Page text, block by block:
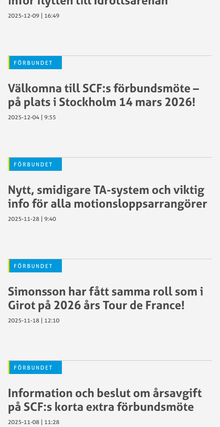
2025-12-09 | 16:49
FÖRBUNDET
Välkomna till SCF:s förbundsmöte –
på plats i Stockholm 14 mars 2026!
2025-12-04 | 9:55
FÖRBUNDET
Nytt, smidigare TA-system och viktig
info för alla motionsloppsarrangörer
2025-11-28 | 9:40
FÖRBUNDET
Simonsson har fått samma roll som i
Girot på 2026 års Tour de France!
2025-11-18 | 12:10
FÖRBUNDET
Information och beslut om årsavgift
på SCF:s korta extra förbundsmöte
2025-11-08 | 11:28